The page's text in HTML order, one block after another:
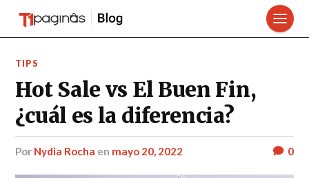
TIPS
Hot Sale vs El Buen Fin,
¿cuál es la diferencia?
por Nydia Rocha en mayo 20, 2022 0